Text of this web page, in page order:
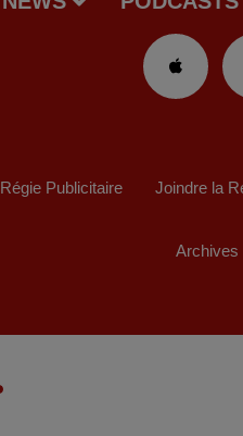
Régie Publicitaire Joindre la
Archives